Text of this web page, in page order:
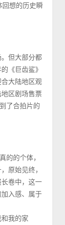
回想的历史瞬
但大部分都
《巨齿鲨》
大陆地区观
区剧场售票
了合拍片的
的的个体，
原始见终，
卷中，这一
入感、属于
我的家